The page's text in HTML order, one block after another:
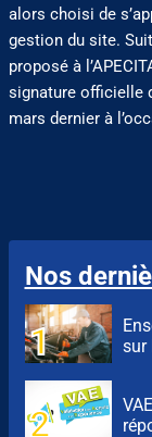
alors choisi de
gestion du site.
proposé à
signature officielle
mars dernier à
Nos
sur